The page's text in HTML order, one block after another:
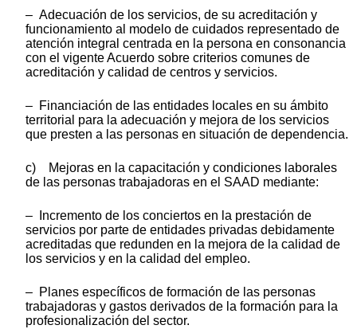
– Adecuación de los servicios, de su acreditación y
funcionamiento al modelo de cuidados representado de
atención integral centrada en la persona en consonancia
con el vigente Acuerdo sobre criterios comunes de
acreditación y calidad de centros y servicios.
– Financiación de las entidades locales en su ámbito
territorial para la adecuación y mejora de los servicios
que presten a las personas en situación de dependencia.
c) Mejoras en la capacitación y condiciones laborales
de las personas trabajadoras en el SAAD mediante:
– Incremento de los conciertos en la prestación de
servicios por parte de entidades privadas debidamente
acreditadas que redunden en la mejora de la calidad de
los servicios y en la calidad del empleo.
– Planes específicos de formación de las personas
trabajadoras y gastos derivados de la formación para la
profesionalización del sector.